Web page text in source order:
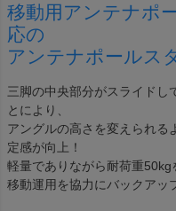
移動用アンテナポ
応の
アンテナポールス
三脚の中央部分がスライドし
とにより、
アングルの高さを変えられる
定感が向上！
軽量でありながら耐荷重50kg
移動運用を協力にバックアッ